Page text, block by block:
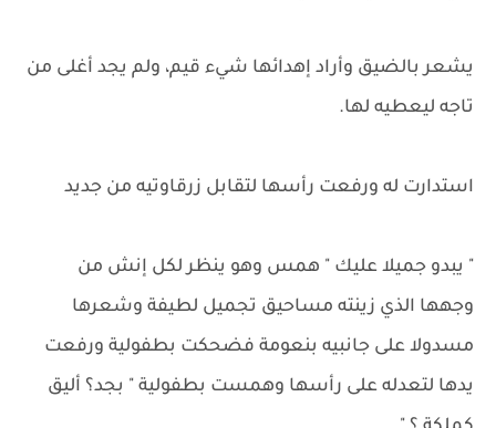
يشعر بالضيق وأراد إهدائها شيء قيم، ولم يجد أغلى من
تاجه ليعطيه لها.
استدارت له ورفعت رأسها لتقابل زرقاوتيه من جديد
" يبدو جميلا عليك " همس وهو ينظر لكل إنش من
وجهها الذي زينته مساحيق تجميل لطيفة وشعرها
مسدولا على جانبيه بنعومة فضحكت بطفولية ورفعت
يدها لتعدله على رأسها وهمست بطفولية " بجد؟ أليق